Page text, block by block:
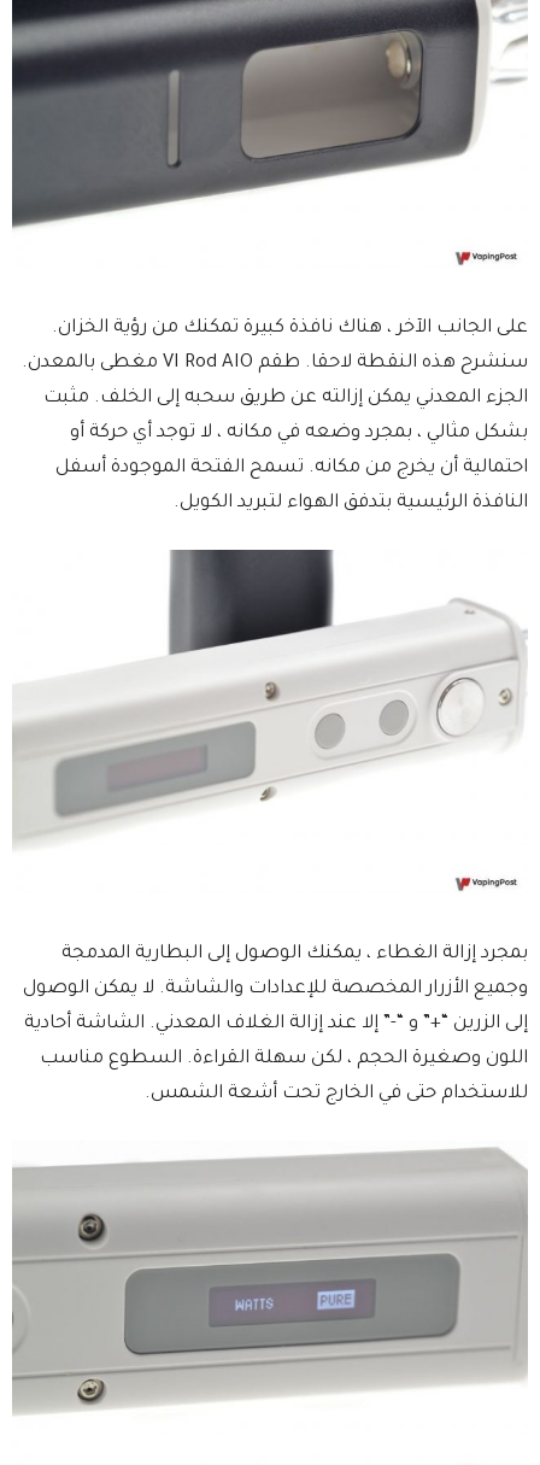
على الجانب الآخر ، هناك نافذة كبيرة تمكنك من رؤية الخزان.
سنشرح هذه النقطة لاحقا. طقم VI Rod AIO مغطى بالمعدن.
الجزء المعدني يمكن إزالته عن طريق سحبه إلى الخلف. مثبت
بشكل مثالي ، بمجرد وضعه في مكانه ، لا توجد أي حركة أو
احتمالية أن يخرج من مكانه. تسمح الفتحة الموجودة أسفل
النافذة الرئيسية بتدفق الهواء لتبريد الكويل.
بمجرد إزالة الغطاء ، يمكنك الوصول إلى البطارية المدمجة
وجميع الأزرار المخصصة للإعدادات والشاشة. لا يمكن الوصول
إلى الزرين “+” و “-” إلا عند إزالة الغلاف المعدني. الشاشة أحادية
اللون وصغيرة الحجم ، لكن سهلة القراءة. السطوع مناسب
للاستخدام حتى في الخارج تحت أشعة الشمس.